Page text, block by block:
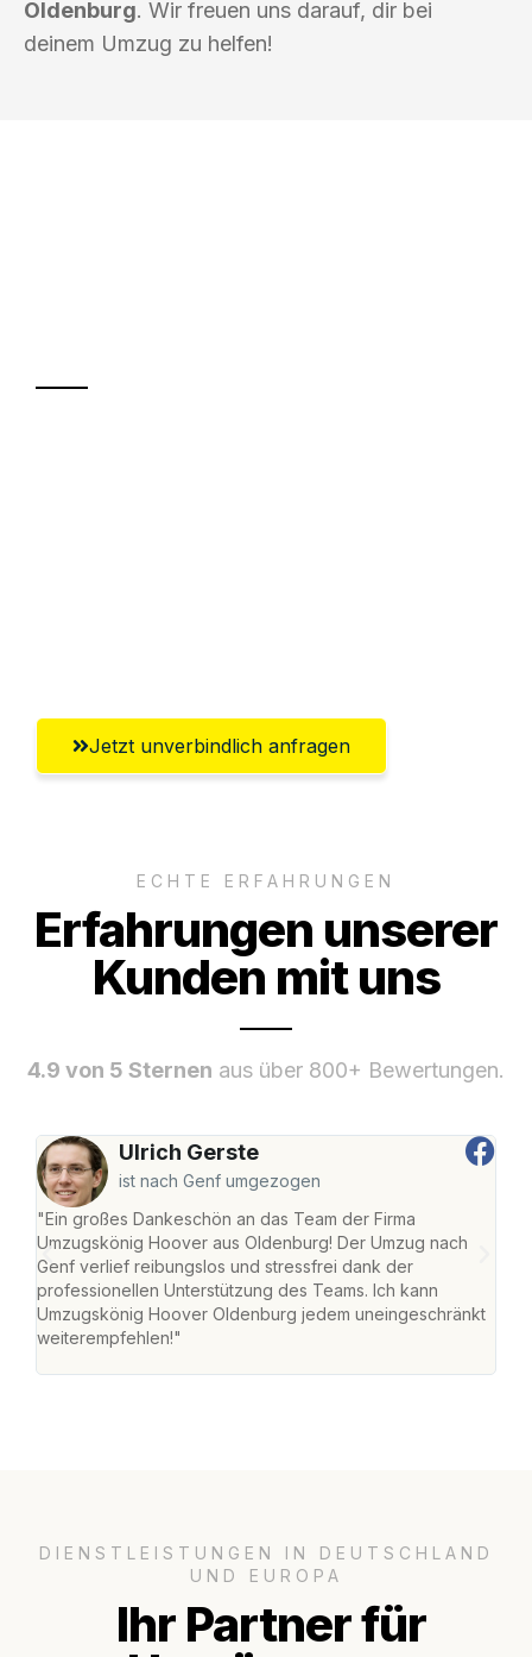
Oldenburg. Wir freuen uns darauf, dir bei
deinem Umzug zu helfen!
Jetzt unverbindlich anfragen
ECHTE ERFAHRUNGEN
Erfahrungen unserer
Kunden mit uns
4.9 von 5 Sternen aus über 800+ Bewertungen.
Ulrich Gerste
ist nach Genf umgezogen
"Ein großes Dankeschön an das Team der Firma
Umzugskönig Hoover aus Oldenburg! Der Umzug nach
Genf verlief reibungslos und stressfrei dank der
professionellen Unterstützung des Teams. Ich kann
Umzugskönig Hoover Oldenburg jedem uneingeschränkt
weiterempfehlen!"
DIENSTLEISTUNGEN IN DEUTSCHLAND
UND EUROPA
Ihr Partner für